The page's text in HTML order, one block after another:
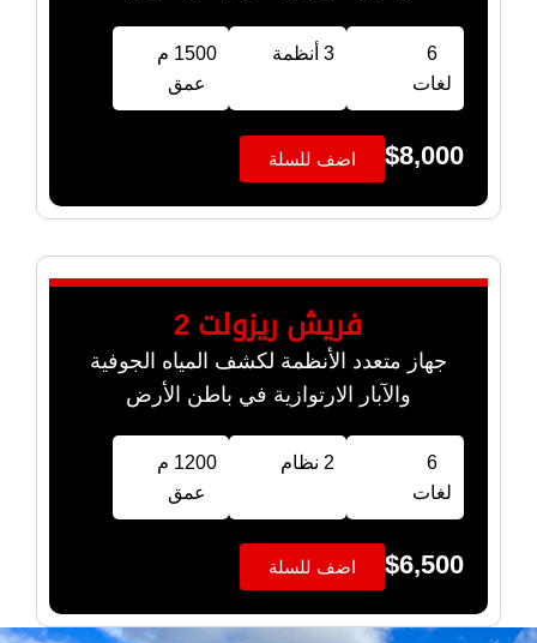
6
لغات
3 أنظمة
1500 م
عمق
$8,000 اضف للسلة
فريش ريزولت 2
جهاز متعدد الأنظمة لكشف المياه الجوفية
والآبار الارتوازية في باطن الأرض
6
لغات
2 نظام
1200 م
عمق
$6,500 اضف للسلة